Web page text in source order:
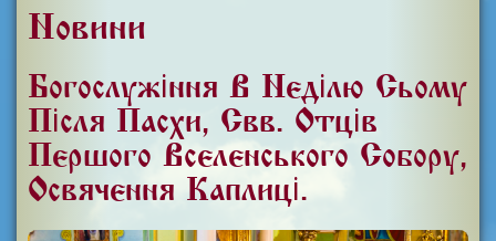
Новини
Богослужіння В Неділю Сьому
Після Пасхи, Свв. Отців
Першого Вселенського Собору,
Освячення Каплиці.